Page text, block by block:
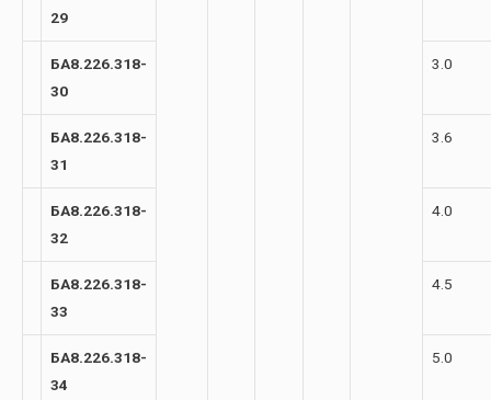
29
БА8.226.318-
30
3.0
БА8.226.318-
31
3.6
БА8.226.318-
32
4.0
БА8.226.318-
33
4.5
БА8.226.318-
34
5.0